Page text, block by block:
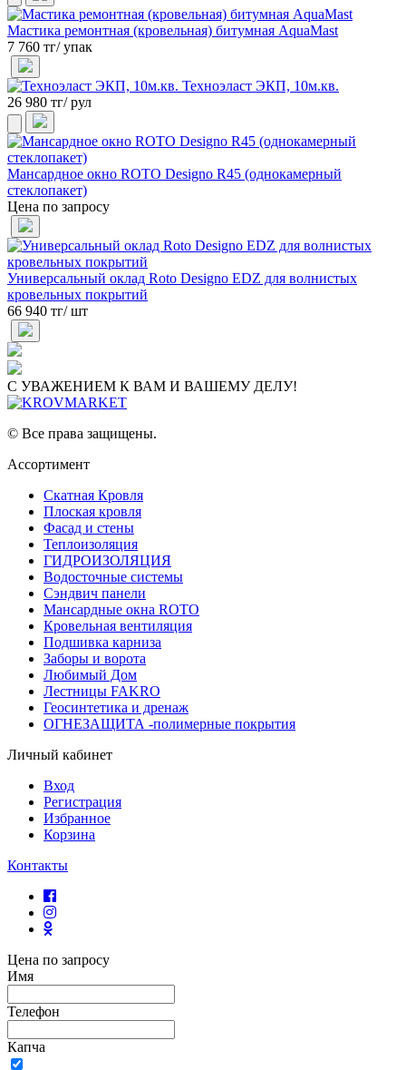
Мастика ремонтная (кровельная) битумная AquaMast
7 760 тг/ упак
Техноэласт ЭКП, 10м.кв.
26 980 тг/ рул
Мансардное окно ROTO Designo R45 (однокамерный
стеклопакет)
Цена по запросу
Универсальный оклад Roto Designo EDZ для волнистых
кровельных покрытий
66 940 тг/ шт
С УВАЖЕНИЕМ К ВАМ И ВАШЕМУ ДЕЛУ!
© Все права защищены.
Ассортимент
Скатная Кровля
Плоская кровля
Фасад и стены
Теплоизоляция
ГИДРОИЗОЛЯЦИЯ
Водосточные системы
Сэндвич панели
Мансардные окна ROTO
Кровельная вентиляция
Подшивка карниза
Заборы и ворота
Любимый Дом
Лестницы FAKRO
Геосинтетика и дренаж
ОГНЕЗАЩИТА -полимерные покрытия
Личный кабинет
Вход
Регистрация
Избранное
Корзина
Контакты
Цена по запросу
Имя
Телефон
Капча